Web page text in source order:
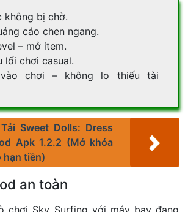
không bị chờ.
cáo chen ngang.
– mở item.
lối chơi casual.
chơi – không lo thiếu tài
Tải Sweet Dolls: Dress
Apk 1.2.2 (Mở khóa
hạn tiền)
an toàn